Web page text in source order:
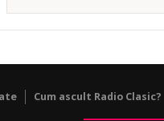
Cum ascult Radio Clasic?